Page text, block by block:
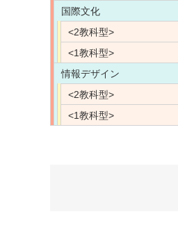
国際文化
<2教科型>
<1教科型>
情報デザイン
<2教科型>
<1教科型>